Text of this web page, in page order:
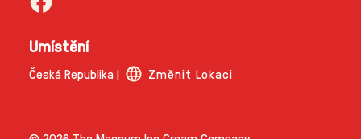
Umístění
Česká Republika | Změnit Lokaci